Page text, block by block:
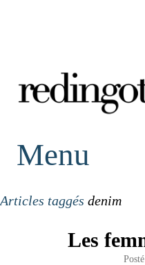
redingote.
Menu
Articles taggés denim
Les